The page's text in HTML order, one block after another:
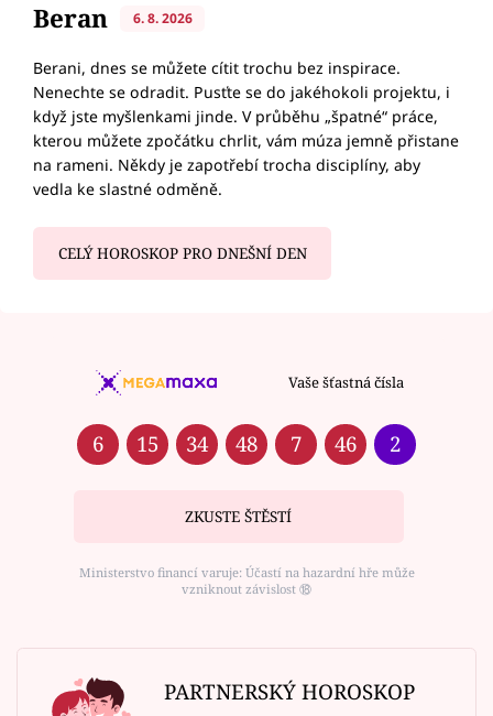
Beran 6. 8. 2026
Berani, dnes se můžete cítit trochu bez inspirace.
Nenechte se odradit. Pusťte se do jakéhokoli projektu, i
když jste myšlenkami jinde. V průběhu „špatné“ práce,
kterou můžete zpočátku chrlit, vám múza jemně přistane
na rameni. Někdy je zapotřebí trocha disciplíny, aby
vedla ke slastné odměně.
CELÝ HOROSKOP PRO DNEŠNÍ DEN
Vaše šťastná čísla
6 15 34 48 7 46 2
ZKUSTE ŠTĚSTÍ
Ministerstvo financí varuje: Účastí na hazardní hře může
vzniknout závislost ⑱
PARTNERSKÝ HOROSKOP